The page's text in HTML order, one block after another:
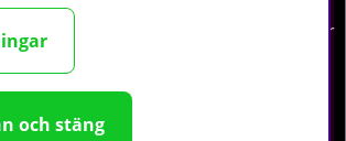
Vi använder cookies -
läs mer
och stäng